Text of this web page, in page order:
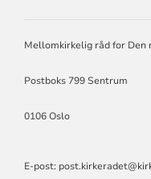
Mellomkirkelig råd for Den
Postboks 799 Sentrum
0106 Oslo
E-post: